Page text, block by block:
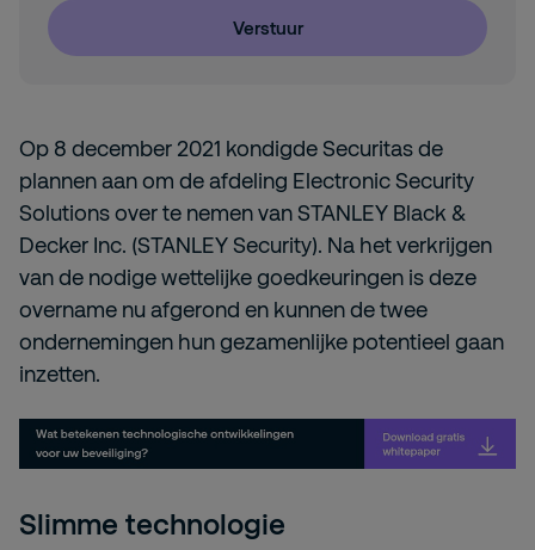
Op 8 december 2021 kondigde Securitas de
plannen aan om de afdeling Electronic Security
Solutions over te nemen van STANLEY Black &
Decker Inc. (STANLEY Security). Na het verkrijgen
van de nodige wettelijke goedkeuringen is deze
overname nu afgerond en kunnen de twee
ondernemingen hun gezamenlijke potentieel gaan
inzetten.
Slimme technologie
Verstuur